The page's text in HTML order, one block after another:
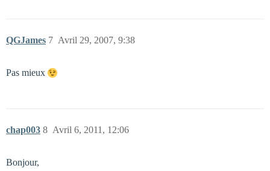
QGJames Avril 29, 2007, 9:38
7
Pas mieux
chap003 Avril 6, 2011, 12:06
8
Bonjour,